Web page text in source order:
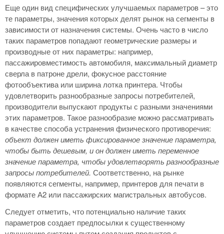
Еще один вид специфических улучшаемых параметров – это
те параметры, значения которых делят рынок на сегменты в
зависимости от назначения системы. Очень часто в число
таких параметров попадают геометрические размеры и
производные от них параметры: например,
пассажировместимость автомобиля, максимальный диаметр
сверла в патроне дрели, фокусное расстояние
фотообъектива или ширина лотка принтера. Чтобы
удовлетворить разнообразные запросы потребителей,
производители выпускают продукты с разными значениями
этих параметров. Такое разнообразие можно рассматривать
в качестве способа устранения физического противоречия:
объект должен иметь фиксированное значение параметра,
чтобы быть дешевым, и он должен иметь переменное
значение параметра, чтобы удовлетворять разнообразные
запросы потребителей. Соответственно, на рынке
появляются сегменты, например, принтеров для печати в
формате А2 или пассажирских магистральных автобусов.
Следует отметить, что потенциально наличие таких
параметров создает предпосылки к существенному